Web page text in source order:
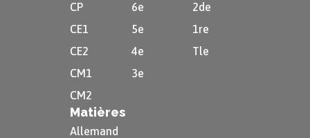
CP
CE1
CE2
CM1
CM2
6e
5e
4e
3e
2de
1re
Tle
Matières
Allemand